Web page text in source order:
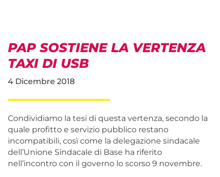
PAP SOSTIENE LA VERTENZA
TAXI DI USB
4 Dicembre 2018
Condividiamo la tesi di questa vertenza, secondo la
quale profitto e servizio pubblico restano
incompatibili, così come la delegazione sindacale
dell’Unione Sindacale di Base ha riferito
nell’incontro con il governo lo scorso 9 novembre.